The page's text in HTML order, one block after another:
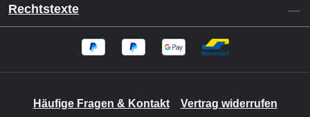
Rechtstexte
Häufige Fragen & Kontakt Vertrag widerrufen